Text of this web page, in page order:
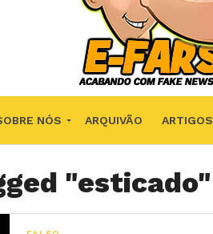
NÓS ARQUIVÃO ARTIGOS
"esticado"